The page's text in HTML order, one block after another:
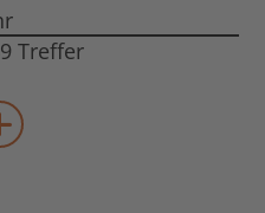
Treffer
Veranstaltungen